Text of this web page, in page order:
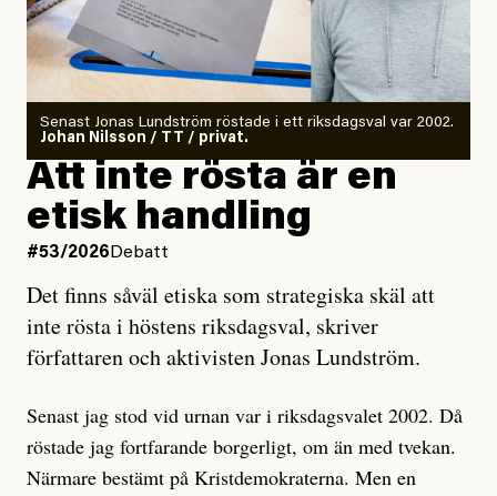
Det finns en väldigt enkel regel inom alla politiska
rörelser när det gäller misstänkta infiltratörer:
Antingen har en bevis på att de är infiltratörer, och då
ska en gå ut med det så fort det bara går för att skydda
rörelsen. Eller så har en inga bevis, bara misstankar,
och då ska en efterforska diskret, just för att inte skapa
oro inom rörelsen.
Artikeln undersöker inte, som ETC påstår, ”vad som
är sant, vad som är rykten”, utan den bidrar bara till
ännu mer ryktesspridning. Det finns inte ett enda bevis
misstänkta personen är en infiltratör. Det som läsaren
får veta är att personen har ändrat sina politiska åsikter
under åren, att den har raderat tidigare innehåll på sina
Senast Jonas Lundström röstade i ett riksdagsval var 2002.
Johan Nilsson / TT / privat.
Att inte rösta är en
etisk handling
#53/2026 Debatt
Det finns såväl etiska som strategiska skäl att
inte rösta i höstens riksdagsval, skriver
författaren och aktivisten Jonas Lundström.
Senast jag stod vid urnan var i riksdagsvalet 2002. Då
röstade jag fortfarande borgerligt, om än med tvekan.
Närmare bestämt på Kristdemokraterna. Men en